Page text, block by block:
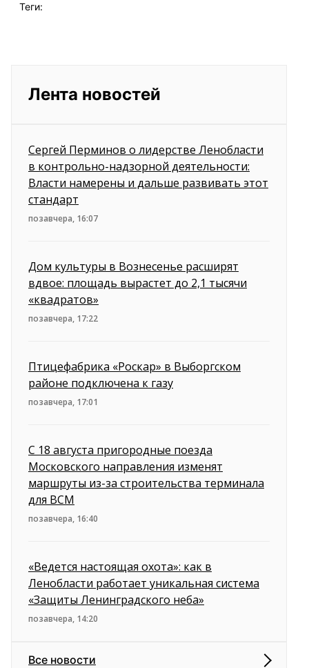
Теги:
Лента новостей
Сергей Перминов о лидерстве Ленобласти
в контрольно-надзорной деятельности:
Власти намерены и дальше развивать этот
стандарт
позавчера, 16:07
Дом культуры в Вознесенье расширят
вдвое: площадь вырастет до 2,1 тысячи
«квадратов»
позавчера, 17:22
Птицефабрика «Роскар» в Выборгском
районе подключена к газу
позавчера, 17:01
С 18 августа пригородные поезда
Московского направления изменят
маршруты из-за строительства терминала
для ВСМ
позавчера, 16:40
«Ведется настоящая охота»: как в
Ленобласти работает уникальная система
«Защиты Ленинградского неба»
позавчера, 14:20
Все новости